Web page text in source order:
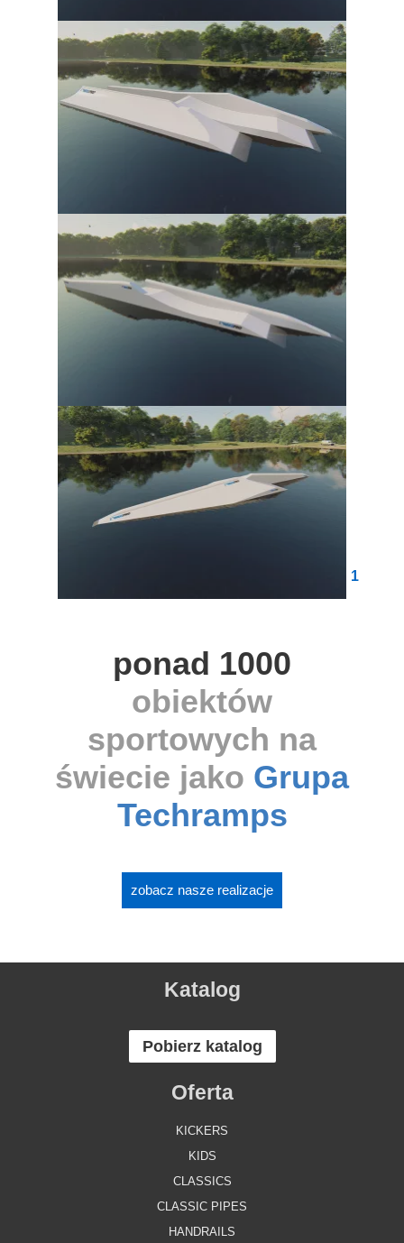
1
ponad 1000
obiektów
sportowych na
świecie jako Grupa
Techramps
zobacz nasze realizacje
Katalog
Pobierz katalog
Oferta
KICKERS
KIDS
CLASSICS
CLASSIC PIPES
HANDRAILS